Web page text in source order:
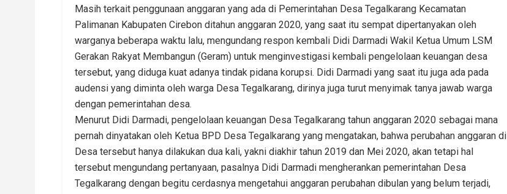
Masih terkait penggunaan anggaran yang ada di Pemerintahan Desa Tegalkarang Kecamatan
Palimanan Kabupaten Cirebon ditahun anggaran 2020, yang saat itu sempat dipertanyakan oleh
warganya beberapa waktu lalu, mengundang respon kembali Didi Darmadi Wakil Ketua Umum LSM
Gerakan Rakyat Membangun (Geram) untuk menginvestigasi kembali pengelolaan keuangan desa
tersebut, yang diduga kuat adanya tindak pidana korupsi. Didi Darmadi yang saat itu juga ada pada
audensi yang diminta oleh warga Desa Tegalkarang, dirinya juga turut menyimak tanya jawab warga
dengan pemerintahan desa.
Menurut Didi Darmadi, pengelolaan keuangan Desa Tegalkarang tahun anggaran 2020 sebagai mana
pernah dinyatakan oleh Ketua BPD Desa Tegalkarang yang mengatakan, bahwa perubahan anggaran di
Desa tersebut hanya dilakukan dua kali, yakni diakhir tahun 2019 dan Mei 2020, akan tetapi hal
tersebut mengundang pertanyaan, pasalnya Didi Darmadi mengherankan pemerintahan Desa
Tegalkarang dengan begitu cerdasnya mengetahui anggaran perubahan dibulan yang belum terjadi,